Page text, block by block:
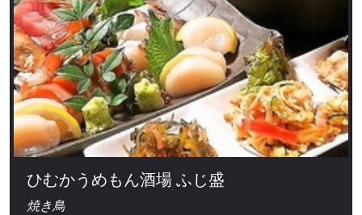
ひむかうめもん酒場 ふじ盛
焼き鳥